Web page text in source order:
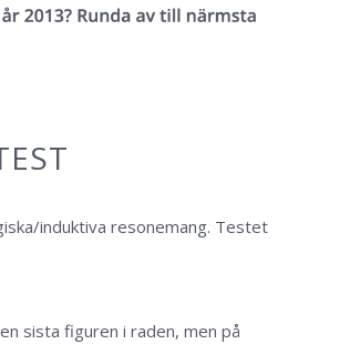
induktiva resonemang. Testet
sista figuren i raden, men på